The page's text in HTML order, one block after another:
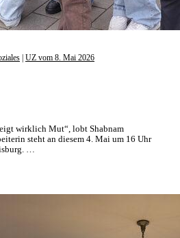
| UZ vom 8. Mai 2026
wirklich Mut“, lobt Shabnam
steht an diesem 4. Mai um 16 Uhr
…